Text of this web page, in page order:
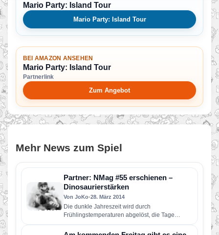
Mario Party: Island Tour
Mario Party: Island Tour
BEI AMAZON ANSEHEN
Mario Party: Island Tour
Partnerlink
Zum Angebot
Mehr News zum Spiel
Partner: NMag #55 erschienen –
Dinosaurierstärken
Von JoKo•28. März 2014
Die dunkle Jahreszeit wird durch
Frühlingstemperaturen abgelöst, die Tage
werden wieder länger und neue Titel für Wii U…